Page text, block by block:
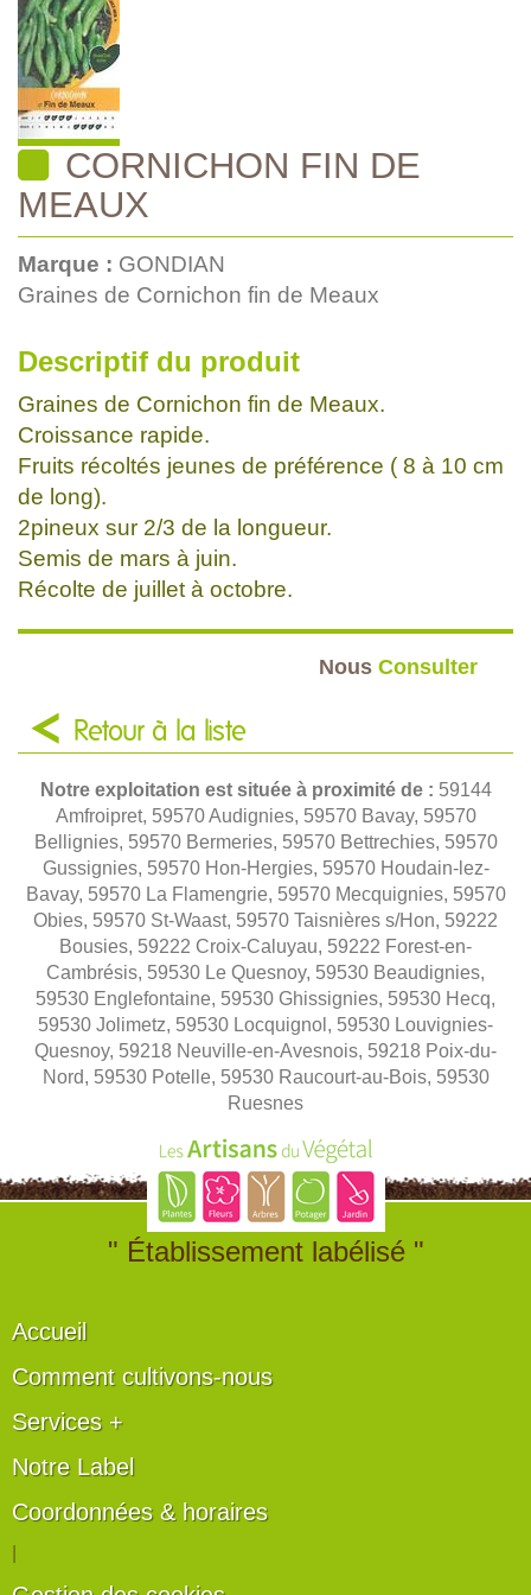
CORNICHON FIN DE
MEAUX
Marque : GONDIAN
Graines de Cornichon fin de Meaux
Descriptif du produit
Graines de Cornichon fin de Meaux.
Croissance rapide.
Fruits récoltés jeunes de préférence ( 8 à 10 cm
de long).
2pineux sur 2/3 de la longueur.
Semis de mars à juin.
Récolte de juillet à octobre.
Nous Consulter
Retour à la liste
Notre exploitation est située à proximité de : 59144
Amfroipret, 59570 Audignies, 59570 Bavay, 59570
Bellignies, 59570 Bermeries, 59570 Bettrechies, 59570
Gussignies, 59570 Hon-Hergies, 59570 Houdain-lez-
Bavay, 59570 La Flamengrie, 59570 Mecquignies, 59570
Obies, 59570 St-Waast, 59570 Taisnières s/Hon, 59222
Bousies, 59222 Croix-Caluyau, 59222 Forest-en-
Cambrésis, 59530 Le Quesnoy, 59530 Beaudignies,
59530 Englefontaine, 59530 Ghissignies, 59530 Hecq,
59530 Jolimetz, 59530 Locquignol, 59530 Louvignies-
Quesnoy, 59218 Neuville-en-Avesnois, 59218 Poix-du-
Nord, 59530 Potelle, 59530 Raucourt-au-Bois, 59530
Ruesnes
" Établissement labélisé "
Accueil
Comment cultivons-nous
Services +
Notre Label
Coordonnées & horaires